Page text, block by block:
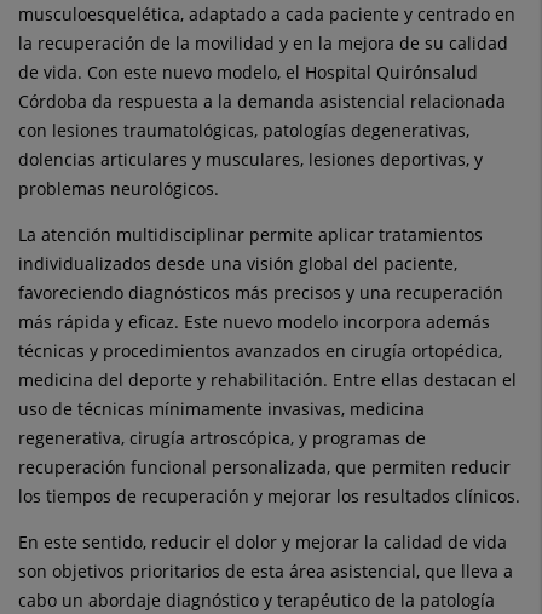
musculoesquelética, adaptado a cada paciente y centrado en
la recuperación de la movilidad y en la mejora de su calidad
de vida. Con este nuevo modelo, el Hospital Quirónsalud
Córdoba da respuesta a la demanda asistencial relacionada
con lesiones traumatológicas, patologías degenerativas,
dolencias articulares y musculares, lesiones deportivas, y
problemas neurológicos.
La atención multidisciplinar permite aplicar tratamientos
individualizados desde una visión global del paciente,
favoreciendo diagnósticos más precisos y una recuperación
más rápida y eficaz. Este nuevo modelo incorpora además
técnicas y procedimientos avanzados en cirugía ortopédica,
medicina del deporte y rehabilitación. Entre ellas destacan el
uso de técnicas mínimamente invasivas, medicina
regenerativa, cirugía artroscópica, y programas de
recuperación funcional personalizada, que permiten reducir
los tiempos de recuperación y mejorar los resultados clínicos.
En este sentido, reducir el dolor y mejorar la calidad de vida
son objetivos prioritarios de esta área asistencial, que lleva a
cabo un abordaje diagnóstico y terapéutico de la patología